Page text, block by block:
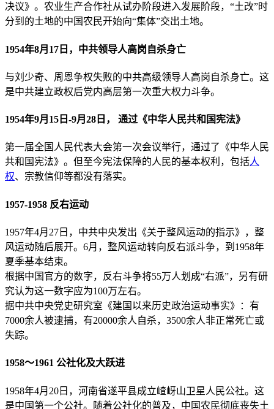
决议》。农业生产合作社从试办阶段进入发展阶段，“土改”时
分到的土地的中国农民开始向“集体”交出土地。
1954年8月17日，中共领导人高岗自杀身亡
与刘少奇、周恩争权失败的中共高级领导人高岗自杀身亡。这
是中共建立政权后党内高层第一次重大权力斗争。
1954年9月15日-9月28日， 通过《中华人民共和国宪法》
第一届全国人民代表大会第一次会议举行，通过了《中华人民
共和国宪法》。但至今宪法保障的人民的基本权利，包括人
权、宗教信仰等都没有落实。
1957-1958 反右运动
1957年4月27日，中共中央发出《关于整风运动的指示》，整
风运动随后展开。6月，整风运动转向反右派斗争，到1958年
夏季基本结束。
根据中国官方的数字，反右斗争将55万人划成“右派”，另有研
究认为这一数字应为100万左右。​
据中共中央党史研究室《建国以来历史政治运动事实》：有
7000余人被逮捕，有20000余人自杀，3500余人非正常死亡或
失踪。
1958～1961 公社化及大跃进
1958年4月20日，河南省遂平县成立嵖岈山卫星人民公社。这
是中国第一个公社。随着公社化的普及，中国农民彻底丧失土